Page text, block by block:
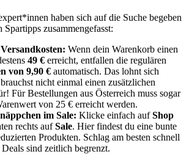
haben sich auf die Suche begeben
zusammengefasst:
Wenn dein Warenkorb einen
49 € erreicht, entfallen die regulären
von 9,90 € automatisch. Das lohnt sich
nicht einmal einen zusätzlichen
Für Bestellungen aus Österreich muss sogar
von 25 € erreicht werden.
im Sale: Klicke einfach aufShop
rechts aufSale. Hier findest du eine bunte
Produkten. Schlag am besten schnell
sind zeitlich begrenzt.